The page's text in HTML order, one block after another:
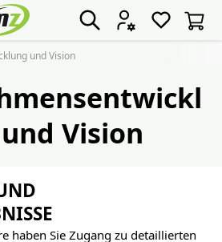
und Vision
Vision
haben Sie Zugang zu detaillierten